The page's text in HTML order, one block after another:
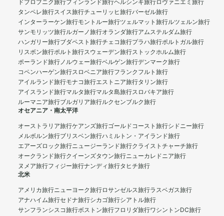
ドブロブニク旅行フィンランド旅行ヘルシンキ旅行ロヴァニエミ旅行
タンペレ旅行スイス旅行チューリッヒ旅行バーゼル旅行
インターラーケン旅行モントルー旅行ツェルマット旅行ルツェルン旅行
サンモリッツ旅行ルガーノ旅行オランダ旅行アムステルダム旅行
ハンガリー旅行ブダペスト旅行チェコ旅行プラハ旅行ポルトガル旅行
リスボン旅行ポルト旅行スウェーデン旅行ストックホルム旅行
ポーランド旅行ノルウェー旅行ベルゲン旅行デンマーク旅行
コペンハーゲン旅行スロベニア旅行フランクフルト旅行
アイルランド旅行モナコ旅行エストニア旅行タリン旅行
アイスランド旅行マルタ旅行マルタ島旅行スロバキア旅行
ルーマニア旅行ブルガリア旅行ルクセンブルク旅行
オセアニア・南太平洋
オーストラリア旅行ケアンズ旅行ゴールドコースト旅行シドニー旅行
メルボルン旅行ブリスベン旅行ハミルトン・アイランド旅行
エアーズロック旅行ニュージーランド旅行クライストチャーチ旅行
オークランド旅行クイーンズタウン旅行ニューカレドニア旅行
ヌメア旅行フィジー旅行ナンディ旅行タヒチ旅行
北米
アメリカ旅行ニューヨーク旅行ロサンゼルス旅行ラスベガス旅行
アナハイム旅行セドナ旅行シカゴ旅行シアトル旅行
サンフランシスコ旅行ボストン旅行フロリダ旅行ワシントンDC旅行